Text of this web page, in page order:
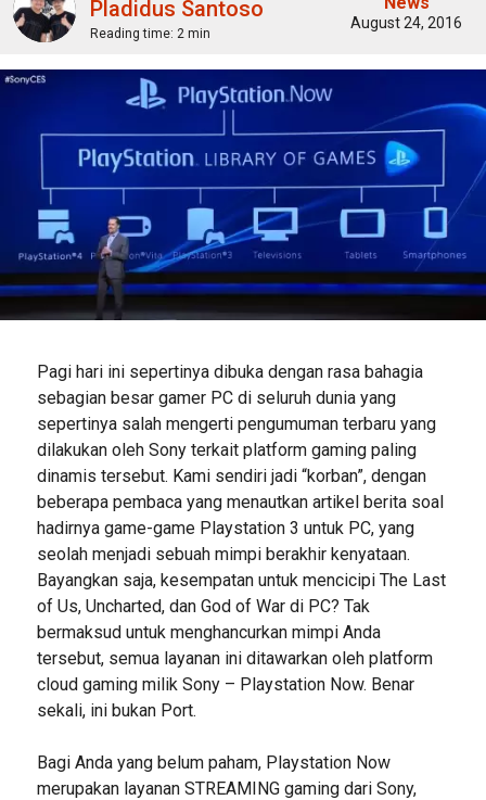
Pladidus Santoso
Reading time: 2 min
August 24, 2016
Pagi hari ini sepertinya dibuka dengan rasa bahagia
sebagian besar gamer PC di seluruh dunia yang
sepertinya salah mengerti pengumuman terbaru yang
dilakukan oleh Sony terkait platform gaming paling
dinamis tersebut. Kami sendiri jadi “korban”, dengan
beberapa pembaca yang menautkan artikel berita soal
hadirnya game-game Playstation 3 untuk PC, yang
seolah menjadi sebuah mimpi berakhir kenyataan.
Bayangkan saja, kesempatan untuk mencicipi The Last
of Us, Uncharted, dan God of War di PC? Tak
bermaksud untuk menghancurkan mimpi Anda
tersebut, semua layanan ini ditawarkan oleh platform
cloud gaming milik Sony – Playstation Now. Benar
sekali, ini bukan Port.
Bagi Anda yang belum paham, Playstation Now
merupakan layanan STREAMING gaming dari Sony,